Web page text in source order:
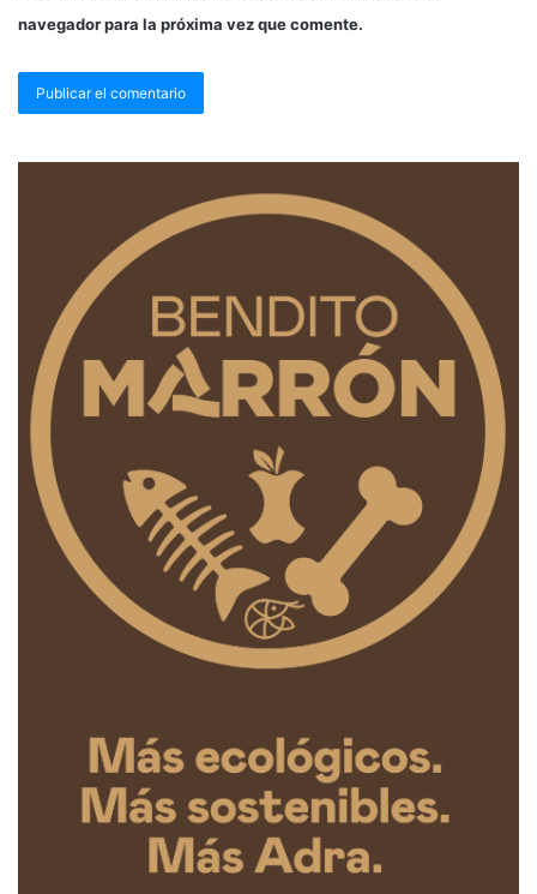
navegador para la próxima vez que comente.